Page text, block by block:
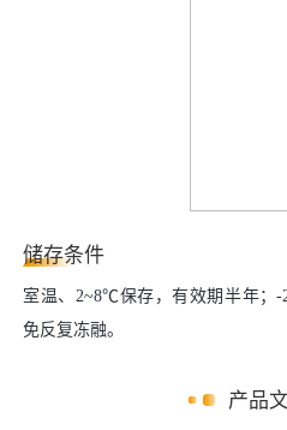
储存条件
室温、2~8℃保存，有效期半年；
免反复冻融。
产品